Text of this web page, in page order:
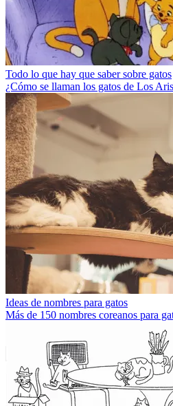
Todo lo que hay que saber sobre gatos
¿Cómo se llaman los gatos de Los
Ideas de nombres para gatos
Más de 150 nombres coreanos para